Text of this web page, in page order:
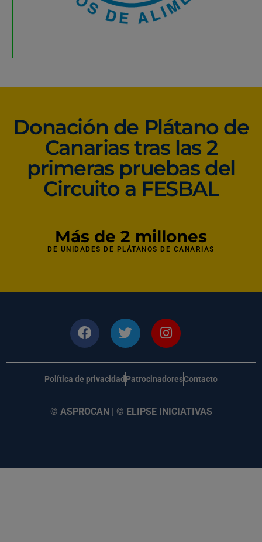
Donación de Plátano de
Canarias tras las 2
primeras pruebas del
Circuito a FESBAL
DE UNIDADES DE PLÁTANOS DE CANARIAS
Más de 2 millones
Política de privacidad PatrocinadoresContacto
© ASPROCAN | © ELIPSE INICIATIVAS